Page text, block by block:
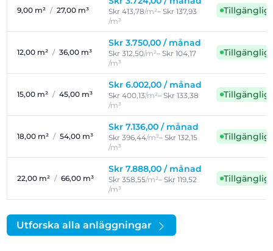
9,00 m² / 27,00 m³ Skr 413,78/m²– Skr 137,93
/m³
Tillgänglig
12,00 m² / 36,00 m³
Skr 3.750,00 / månad
Skr 312,50/m²– Skr 104,17
/m³
Tillgänglig
15,00 m² / 45,00 m³
Skr 6.002,00 / månad
Skr 400,13/m²– Skr 133,38
/m³
Tillgänglig
18,00 m² / 54,00 m³
Skr 7.136,00 / månad
Skr 396,44/m²– Skr 132,15
/m³
Tillgänglig
22,00 m² / 66,00 m³
Skr 7.888,00 / månad
Skr 358,55/m²– Skr 119,52
/m³
Tillgänglig
Utforska alla anläggningar